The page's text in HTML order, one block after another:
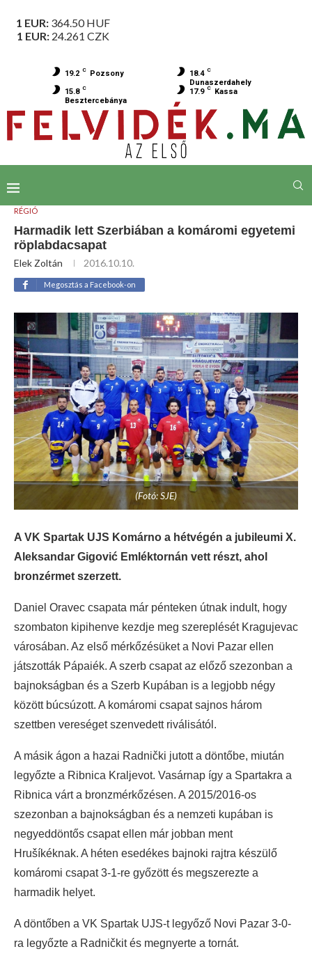
1 EUR: 364.50HUF
1 EUR: 24.261 CZK
19.2 C Pozsony 18.4 C
Dunaszerdahely
15.8 C
Besztercebánya
17.9 C Kassa
RÉGIÓ
Harmadik lett Szerbiában a komáromi egyetemi
röplabdacsapat
Elek Zoltán 2016.10.10.
Megosztás a Facebook-on
(Fotó: SJE)
A VK Spartak UJS Komárno a hétvégén a jubileumi X.
Aleksandar Gigović Emléktornán vett részt, ahol
bronzérmet szerzett.
Daniel Oravec csapata már pénteken útnak indult, hogy
szombaton kipihenve kezdje meg szereplését Kragujevac
városában. Az első mérkőzésüket a Novi Pazar ellen
játszották Pápaiék. A szerb csapat az előző szezonban a
bajnokságban és a Szerb Kupában is a legjobb négy
között búcsúzott. A komáromi csapat sajnos három
szettben vereséget szenvedett riválisától.
A másik ágon a hazai Radnički jutott a döntőbe, miután
legyőzte a Ribnica Kraljevot. Vasárnap így a Spartakra a
Ribnica várt a bronzmérkőzésen. A 2015/2016-os
szezonban a bajnokságban és a nemzeti kupában is
negyeddöntős csapat ellen már jobban ment
Hrušíkéknak. A héten esedékes bajnoki rajtra készülő
komáromi csapat 3-1-re győzött és megszerezte a
harmadik helyet.
A döntőben a VK Spartak UJS-t legyőző Novi Pazar 3-0-
ra legyőzte a Radničkit és megnyerte a tornát.